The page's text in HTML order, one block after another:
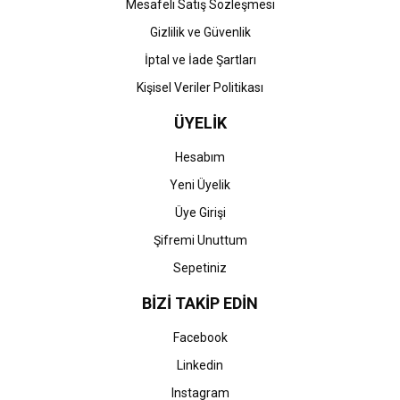
Mesafeli Satış Sözleşmesi
Gizlilik ve Güvenlik
İptal ve İade Şartları
Kişisel Veriler Politikası
ÜYELİK
Hesabım
Yeni Üyelik
Üye Girişi
Şifremi Unuttum
Sepetiniz
BİZİ TAKİP EDİN
Facebook
Linkedin
Instagram